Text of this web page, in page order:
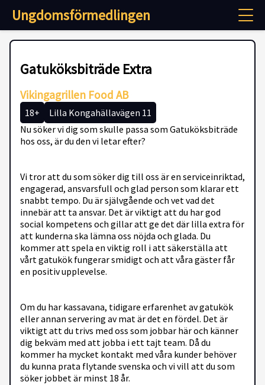
Ungdomsförmedlingen
Gatuköksbiträde Extra
Vikingagrillen Food AB
18+
Lilla Kongahällavägen 11
Nu söker vi dig som skulle passa som Gatuköksbiträde
hos oss, är du den vi letar efter?
Vi tror att du som söker dig till oss är en serviceinriktad,
engagerad, ansvarsfull och glad person som klarar ett
snabbt tempo. Du är självgående och vet vad det
innebär att ta ansvar. Det är viktigt att du har god
social kompetens och gillar att ge det där lilla extra för
att kunderna ska lämna oss nöjda och glada. Du
kommer att spela en viktig roll i att säkerställa att
vårt gatukök fungerar smidigt och att våra gäster får
en positiv upplevelse.
Om du har kassavana, tidigare erfarenhet av gatukök
eller annan servering av mat är det en fördel. Det är
viktigt att du trivs med oss som jobbar här och känner
dig bekväm med att jobba i ett tajt team. Då du
kommer ha mycket kontakt med våra kunder behöver
du kunna prata flytande svenska och vi vill att du som
söker jobbet är minst 18 år.